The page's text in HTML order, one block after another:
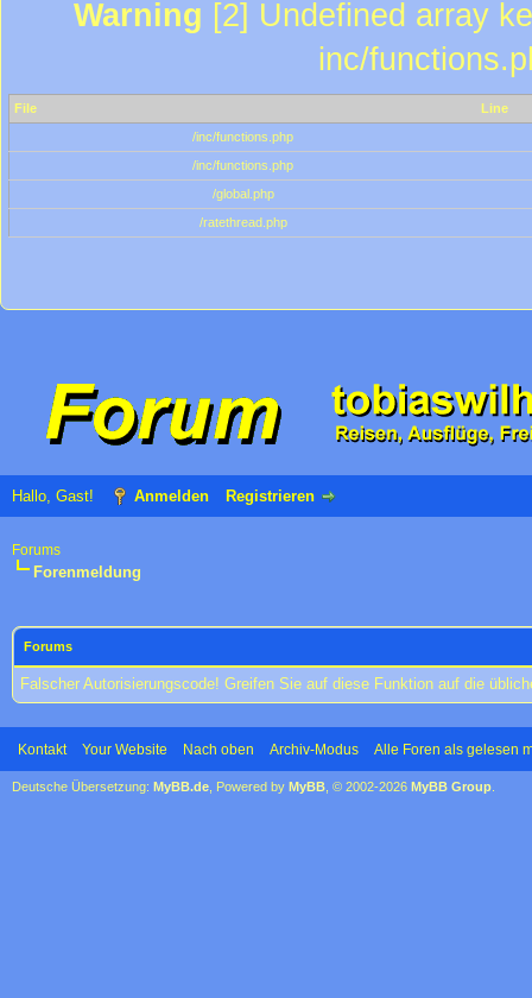
Warning [2] Undefined array
inc/
File
Line
/inc/functions.php
/inc/functions.php
/global.php
/ratethread.php
Hallo, Gast! Anmelden Registrieren
Forums
Forenmeldung
Forums
Falscher Autorisierungscode! Greifen Sie auf diese Funktion auf die
Kontakt Your Website Nach oben Archiv-Modus Alle Foren als gelesen
Deutsche Übersetzung: MyBB.de , Powered by MyBB , © 2002-2026 MyBB Group